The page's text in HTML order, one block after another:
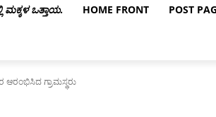
ಮಕ್ಕಳ ಒತ್ತಾಯ. HOME FRONT POST
ಗ್ರಾಮಸ್ಥರು